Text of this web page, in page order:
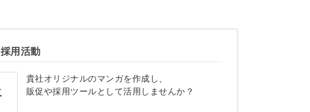
用活動
貴社オリジナルのマンガを作成し、
販促や採用ツールとして活用しませんか？